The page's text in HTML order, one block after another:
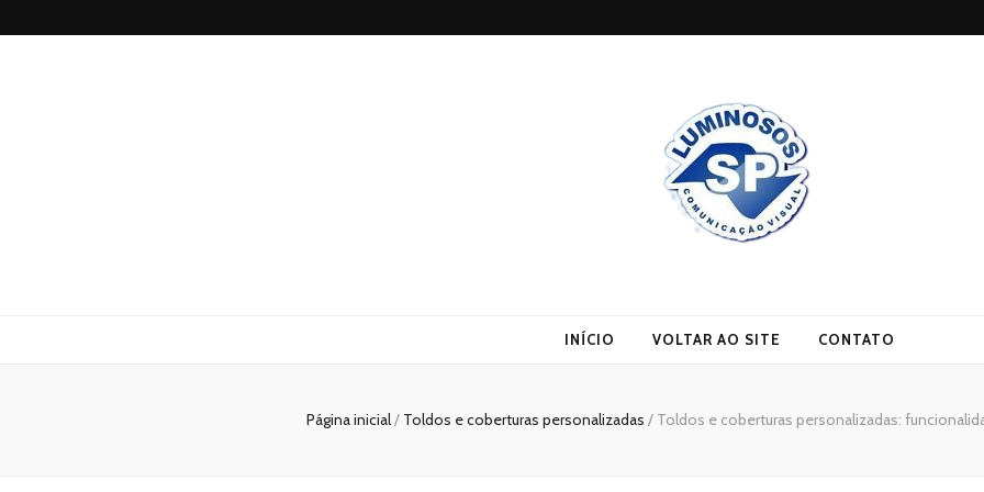
INÍCIO VOLTAR AO SITE CONTATO
Página inicial/ Toldos e coberturas personalizadas / Toldos e coberturas personalizadas: